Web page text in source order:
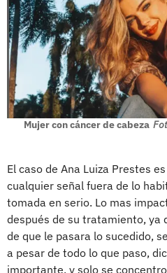
Mujer con cáncer de cabeza
El caso de Ana Luiza Prestes
cualquier señal fuera de lo
tomada en serio. Lo mas
después de su tratamiento, ya
de que le pasara lo sucedido,
a pesar de todo lo que paso,
importante, y solo se